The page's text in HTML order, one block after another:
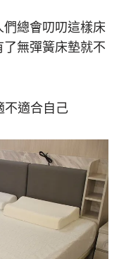
總會叨叨這樣床
無彈簧床墊就不
不適合自己